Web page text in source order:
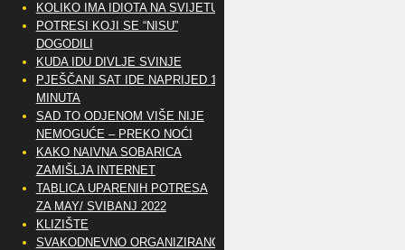
KOLIKO IMA IDIOTA NA SVIJETU?
POTRESI KOJI SE “NISU”
DOGODILI
KUDA IDU DIVLJE SVINJE
PJEŠČANI SAT IDE NAPRIJED 10
MINUTA
SAD TO ODJENOM VIŠE NIJE
NEMOGUĆE – PREKO NOĆI
KAKO NAIVNA SOBARICA
ZAMIŠLJA INTERNET
TABLICA UPARENIH POTRESA
ZA MAY/ SVIBANJ 2022
KLIZIŠTE
SVAKODNEVNO ORGANIZIRANO